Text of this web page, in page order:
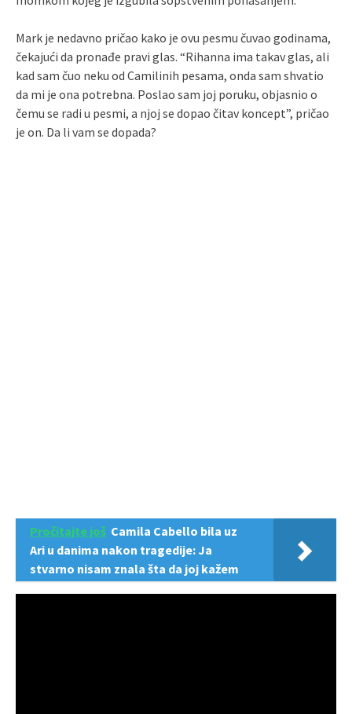
Mark je nedavno pričao kako je ovu pesmu čuvao godinama,
čekajući da pronađe pravi glas. “Rihanna ima takav glas, ali
kad sam čuo neku od Camilinih pesama, onda sam shvatio
da mi je ona potrebna. Poslao sam joj poruku, objasnio o
čemu se radi u pesmi, a njoj se dopao čitav koncept”, pričao
je on. Da li vam se dopada?
Pročitajte još Camila Cabello bila uz
Ari u danima nakon tragedije: Ja
stvarno nisam znala šta da joj kažem